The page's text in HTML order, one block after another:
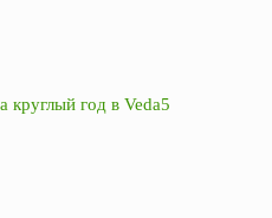
год в Veda5